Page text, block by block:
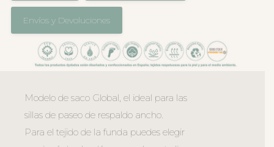
Envíos y Devoluciones
Modelo de saco Global, el ideal para las
sillas de paseo de respaldo ancho.
Para el tejido de la funda puedes elegir